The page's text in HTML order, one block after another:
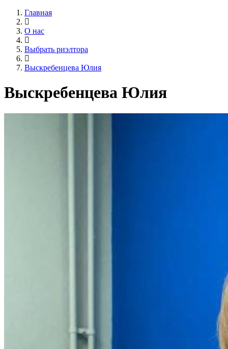
Главная
О нас
Выбрать риэлтора
Выскребенцева Юлия
Выскребенцева Юлия